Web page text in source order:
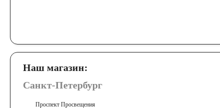
Наш магазин:
Санкт-Петербург
Проспект Просвещения